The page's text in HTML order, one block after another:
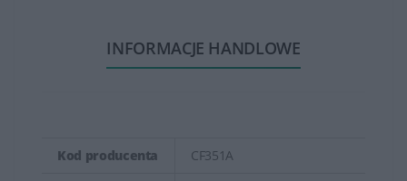
INFORMACJE HANDLOWE
Kod producenta CF351A